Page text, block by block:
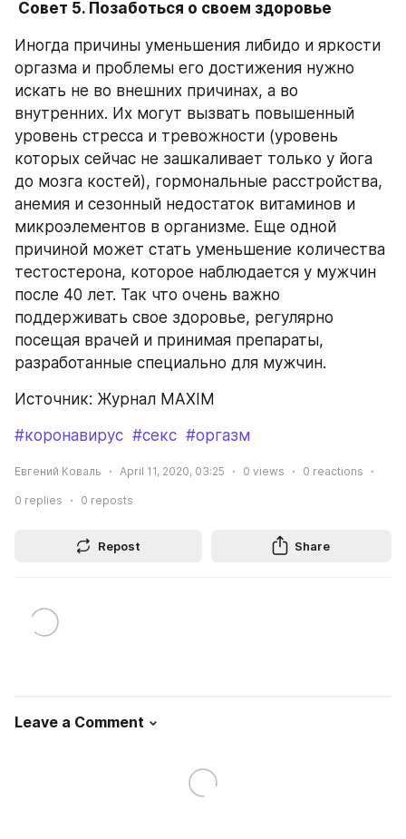
Совет 5. Позаботься о своем здоровье
Иногда причины уменьшения либидо и яркости
оргазма и проблемы его достижения нужно
искать не во внешних причинах, а во
внутренних. Их могут вызвать повышенный
уровень стресса и тревожности (уровень
которых сейчас не зашкаливает только у йога
до мозга костей), гормональные расстройства,
анемия и сезонный недостаток витаминов и
микроэлементов в организме. Еще одной
причиной может стать уменьшение количества
тестостерона, которое наблюдается у мужчин
после 40 лет. Так что очень важно
поддерживать свое здоровье, регулярно
посещая врачей и принимая препараты,
разработанные специально для мужчин.
Источник: Журнал MAXIM
#коронавирус #секс #оргазм
Евгений Коваль April 11, 2020, 03:25 0 views 0 reactions
0 replies 0 reposts
Repost Share
Leave a Comment